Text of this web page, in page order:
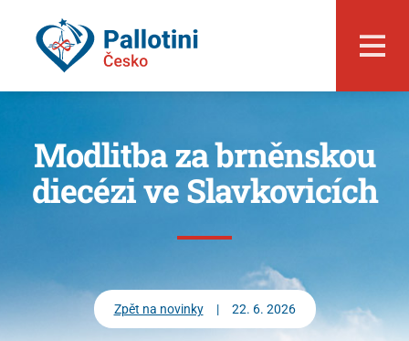
O nás
Modlitba za brněnskou
diecézi ve Slavkovicích
Zpět na novinky | 22. 6. 2026